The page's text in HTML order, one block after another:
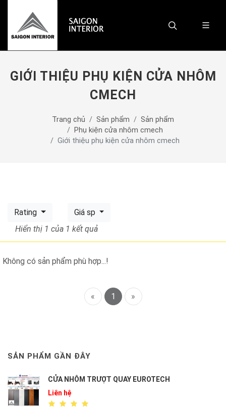
GIỚI THIỆU PHỤ KIỆN CỬA NHÔM
CMECH
Trang chủ Sản phẩm
Sản phẩm
Phụ kiện cửa nhôm cmech
Giới thiệu phụ kiện cửa nhôm cmech
Rating
Giá sp
Hiển thị 1 của 1 kết quả
Không có sản phẩm phù hợp...!
« 1 »
SẢN PHẨM GẦN ĐÂY
CỬA NHÔM TRƯỢT QUAY EUROTECH
Liên hệ